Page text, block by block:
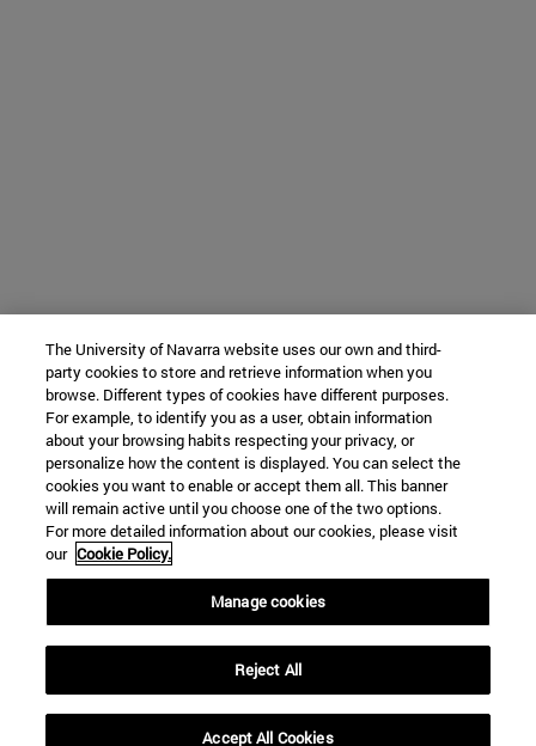
The University of Navarra website uses our own and third-
party cookies to store and retrieve information when you
browse. Different types of cookies have different purposes.
For example, to identify you as a user, obtain information
about your browsing habits respecting your privacy, or
personalize how the content is displayed. You can select the
cookies you want to enable or accept them all. This banner
will remain active until you choose one of the two options.
For more detailed information about our cookies, please visit
our Cookie Policy.
Manage cookies
Reject All
Accept All Cookies